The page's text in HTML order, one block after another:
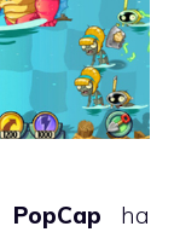
PopCap ha